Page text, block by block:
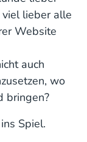
viel lieber alle
Website
auch
wo
bringen?
Spiel.